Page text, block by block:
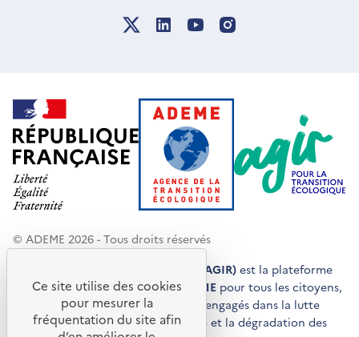
© ADEME 2026 - Tous droits réservés
Agir pour la transition écologique (AGIR) est la plateforme
de conseils et de services de l'ADEME pour tous les citoyens,
acteurs économiques et territoires engagés dans la lutte
contre le réchauffement climatique et la dégradation des
Ce site utilise des cookies
pour mesurer la
fréquentation du site afin